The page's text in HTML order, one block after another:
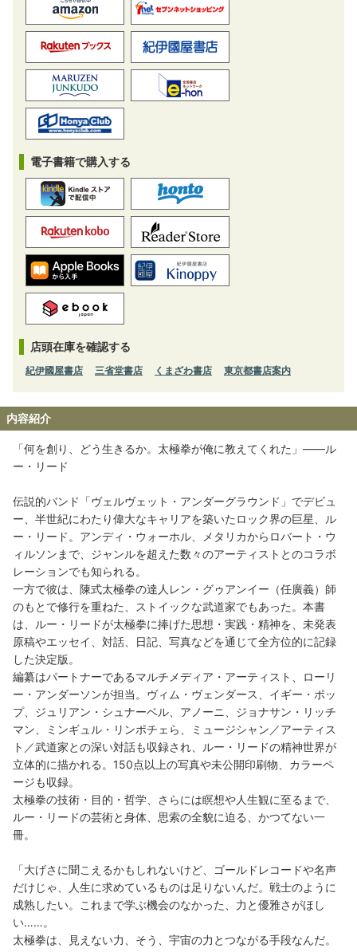
電子書籍で購入する
店頭在庫を確認する
紀伊國屋書店 三省堂書店 くまざわ書店 東京都書店案内
内容紹介
「何を創り、どう生きるか。太極拳が俺に教えてくれた」――ル
ー・リード
伝説的バンド「ヴェルヴェット・アンダーグラウンド」でデビュ
ー、半世紀にわたり偉大なキャリアを築いたロック界の巨星、ル
ー・リード。アンディ・ウォーホル、メタリカからロバート・ウ
ィルソンまで、ジャンルを超えた数々のアーティストとのコラボ
レーションでも知られる。
一方で彼は、陳式太極拳の達人レン・グゥアンイー（任廣義）師
のもとで修行を重ねた、ストイックな武道家でもあった。本書
は、ルー・リードが太極拳に捧げた思想・実践・精神を、未発表
原稿やエッセイ、対話、日記、写真などを通じて全方位的に記録
した決定版。
編纂はパートナーであるマルチメディア・アーティスト、ローリ
ー・アンダーソンが担当。ヴィム・ヴェンダース、イギー・ポッ
プ、ジュリアン・シュナーベル、アノーニ、ジョナサン・リッチ
マン、ミンギュル・リンポチェら、ミュージシャン／アーティス
ト／武道家との深い対話も収録され、ルー・リードの精神世界が
立体的に描かれる。150点以上の写真や未公開印刷物、カラーペ
ージも収録。
太極拳の技術・目的・哲学、さらには瞑想や人生観に至るまで、
ルー・リードの芸術と身体、思索の全貌に迫る、かつてない一
冊。
「大げさに聞こえるかもしれないけど、ゴールドレコードや名声
だけじゃ、人生に求めているものは足りないんだ。戦士のように
成熟したい。これまで学ぶ機会のなかった、力と優雅さがほし
い……。
太極拳は、見えない力、そう、宇宙の力とつながる手段なんだ。